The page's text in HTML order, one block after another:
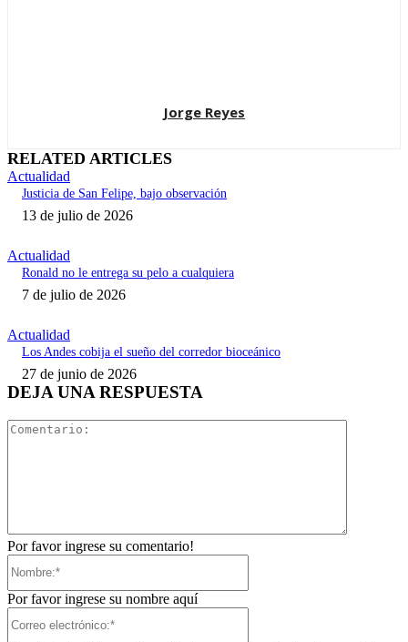
Jorge Reyes
RELATED ARTICLES
Actualidad
Justicia de San Felipe, bajo observación
13 de julio de 2026
Actualidad
Ronald no le entrega su pelo a cualquiera
7 de julio de 2026
Actualidad
Los Andes cobija el sueño del corredor bioceánico
27 de junio de 2026
DEJA UNA RESPUESTA
Por favor ingrese su comentario!
Por favor ingrese su nombre aquí